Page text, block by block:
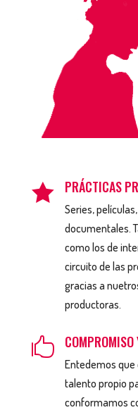
 PRÁCTICAS
Series,
documentales.
como los de
circuito de las
gracias a
productoras.
 COMPROMISO
Entedemos
talento propio
conformamos